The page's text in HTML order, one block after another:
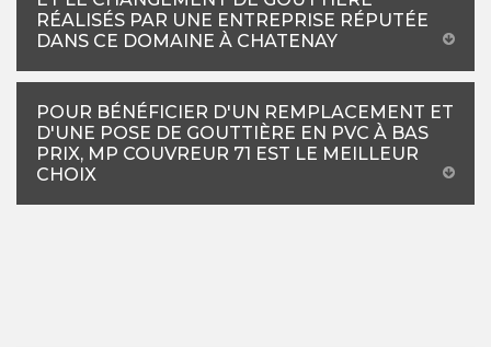
RÉALISÉS PAR UNE ENTREPRISE RÉPUTÉE
DANS CE DOMAINE À CHATENAY
POUR BÉNÉFICIER D'UN REMPLACEMENT ET
D'UNE POSE DE GOUTTIÈRE EN PVC À BAS
PRIX, MP COUVREUR 71 EST LE MEILLEUR
CHOIX